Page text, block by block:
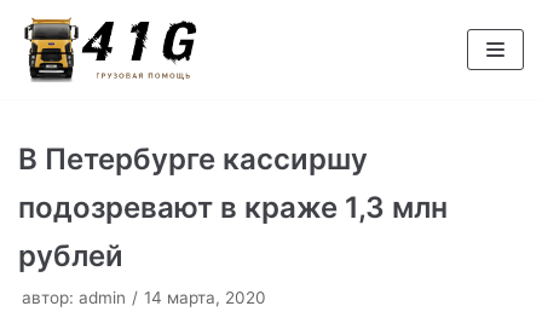
Перейти
к
В Петербурге кассиршу
подозревают в краже 1,3 млн
рублей
автор: admin 14 марта, 2020